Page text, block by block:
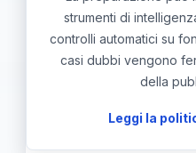
strumenti di
controlli automatici su
casi dubbi vengono
della
Leggi la